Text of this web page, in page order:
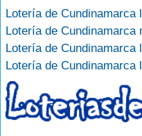
Lotería de Cundinamarca
Lotería de Cundinamarca
Lotería de Cundinamarca
Lotería de Cundinamarca